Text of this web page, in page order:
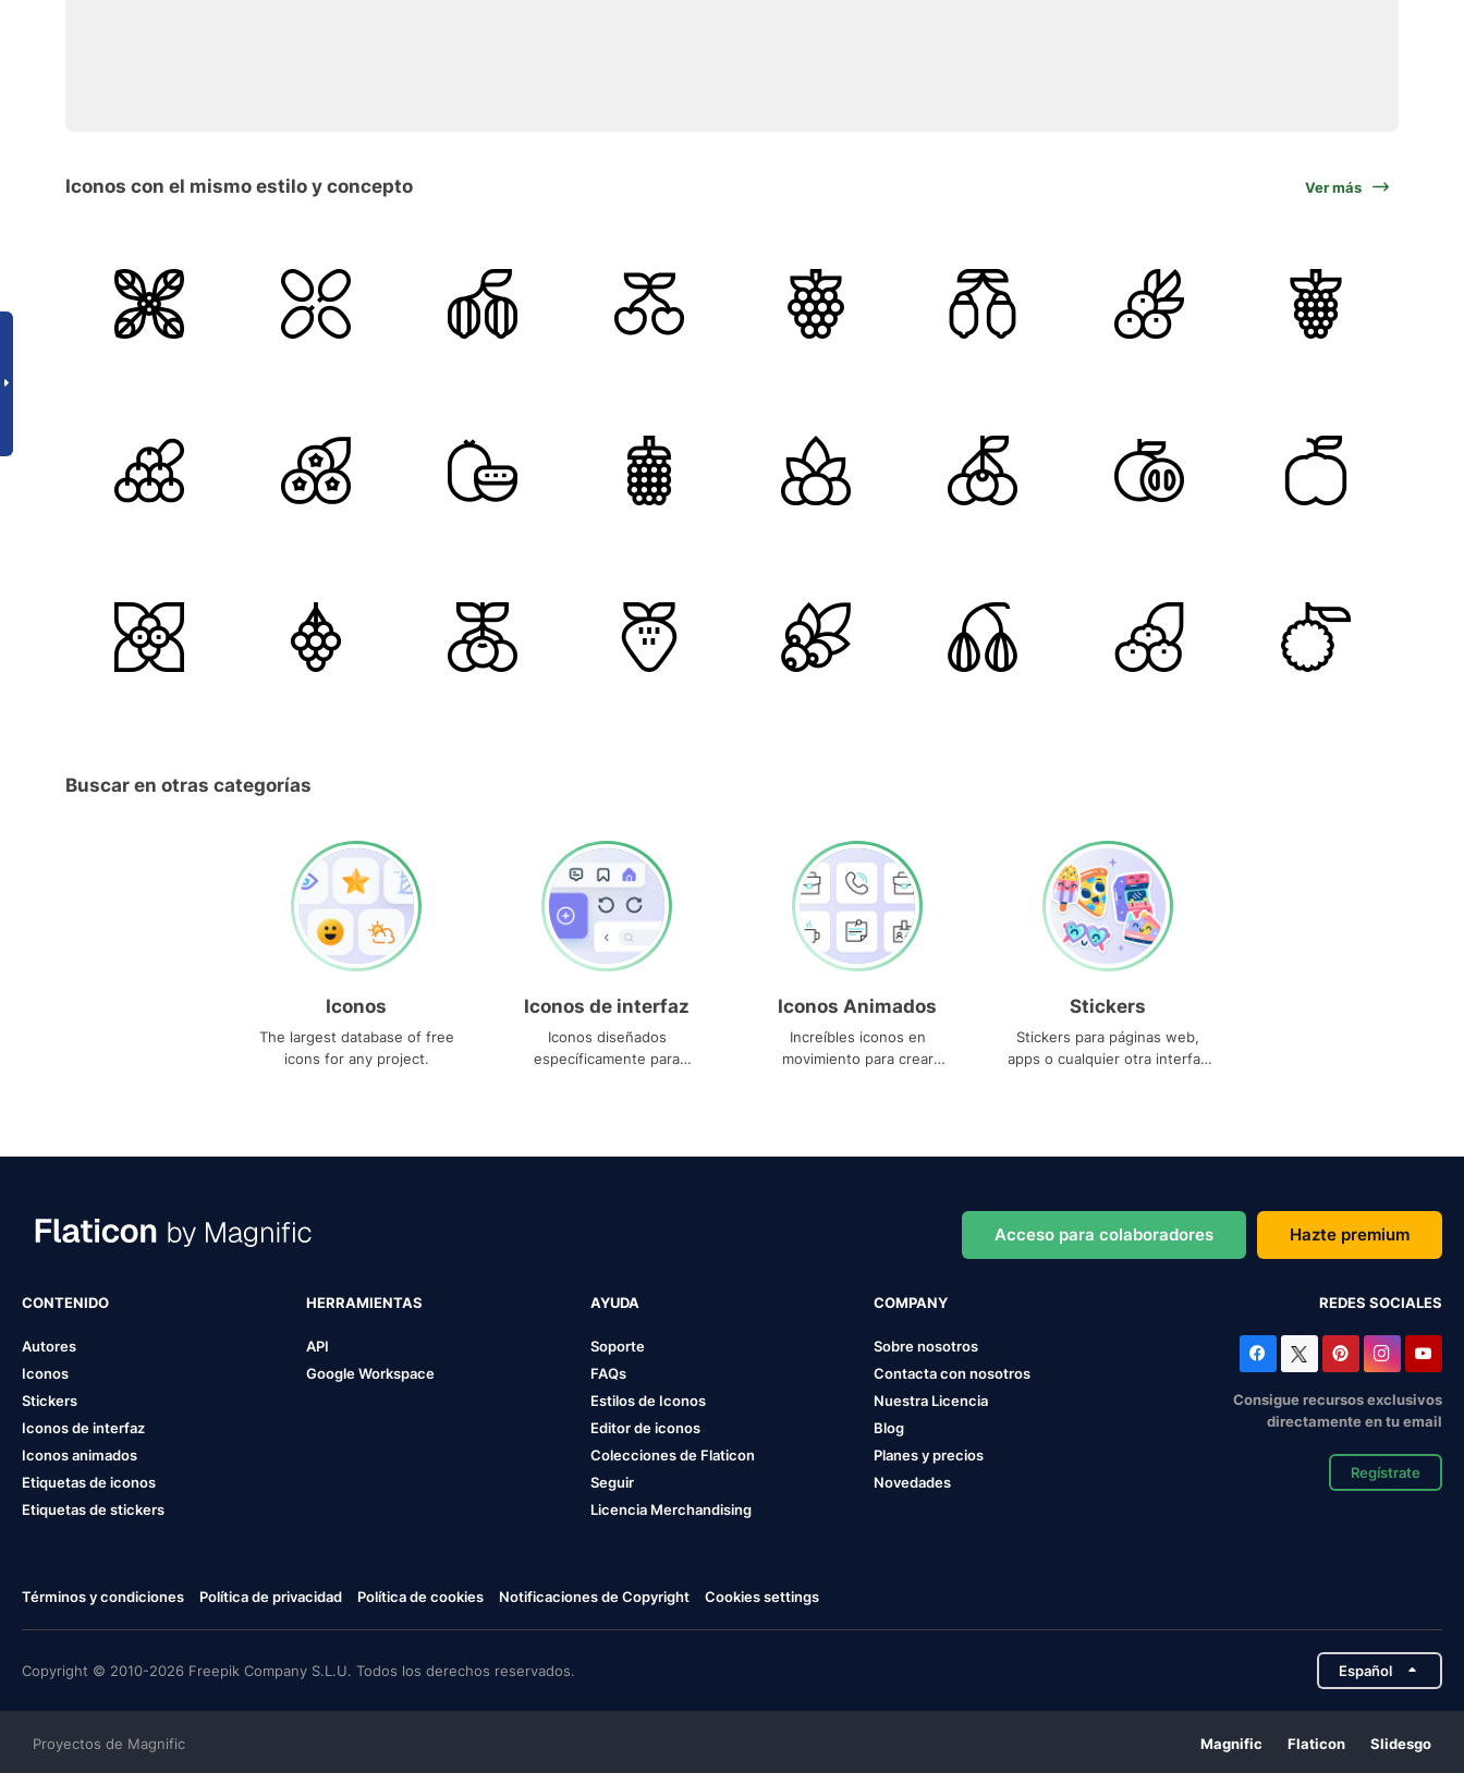
Iconos con el mismo estilo y concepto Ver más
Buscar en otras categorías
Iconos
The largest database of free
icons for any project.
Iconos de interfaz
Iconos diseñados
específicamente para
Iconos Animados
Increíbles iconos en
movimiento para crear
Stickers
Stickers para páginas web,
apps o cualquier otra interfaz
Acceso para colaboradores Hazte premium
CONTENIDO
Autores
Iconos
Stickers
Iconos de interfaz
Iconos animados
Etiquetas de iconos
Etiquetas de stickers
HERRAMIENTAS
API
Google Workspace
AYUDA
Soporte
FAQs
Estilos de Iconos
Editor de iconos
Colecciones de Flaticon
Seguir
Licencia Merchandising
COMPANY
Sobre nosotros
Contacta con nosotros
Nuestra Licencia
Blog
Planes y precios
Novedades
REDES SOCIALES
Consigue recursos exclusivos
directamente en tu email
Regístrate
Términos y condiciones Política de privacidad Política de cookies Notificaciones de Copyright Cookies settings
Copyright © 2010-2026 Freepik Company S.L.U. Todos los derechos reservados. Español
Proyectos de Magnific Magnific Flaticon Slidesgo